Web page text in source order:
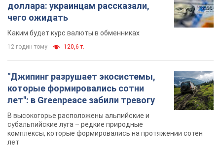
доллара: украинцам рассказали,
чего ожидать
Каким будет курс валюты в обменниках
12 годин тому 120,6 т.
"Джипинг разрушает экосистемы,
которые формировались сотни
лет": в Greenpeace забили тревогу
В высокогорье расположены альпийские и
субальпийские луга – редкие природные
комплексы, которые формировались на протяжении сотен
лет